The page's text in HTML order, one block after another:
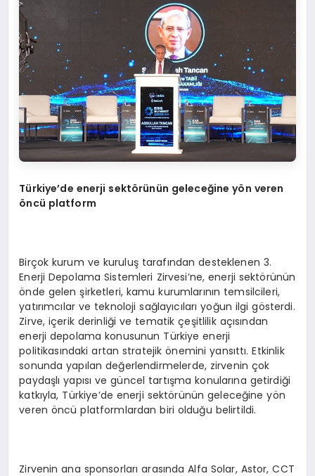
Türkiye’de enerji sektörünün geleceğine yön veren
öncü platform
Birçok kurum ve kuruluş tarafından desteklenen 3.
Enerji Depolama Sistemleri Zirvesi’ne, enerji sektörünün
önde gelen şirketleri, kamu kurumlarının temsilcileri,
yatırımcılar ve teknoloji sağlayıcıları yoğun ilgi gösterdi.
Zirve, içerik derinliği ve tematik çeşitlilik açısından
enerji depolama konusunun Türkiye enerji
politikasındaki artan stratejik önemini yansıttı. Etkinlik
sonunda yapılan değerlendirmelerde, zirvenin çok
paydaşlı yapısı ve güncel tartışma konularına getirdiği
katkıyla, Türkiye’de enerji sektörünün geleceğine yön
veren öncü platformlardan biri olduğu belirtildi.
Zirvenin ana sponsorları arasında Alfa Solar, Astor, CCT